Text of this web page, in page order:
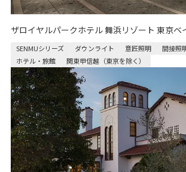
ザロイヤルパークホテル 舞浜リゾート 東京ベ
SENMUシリーズ ダウンライト 意匠照明 間接照
ホテル・旅館
関東甲信越（東京を除く）